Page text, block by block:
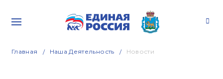
Главная Наша Деятельность Новости